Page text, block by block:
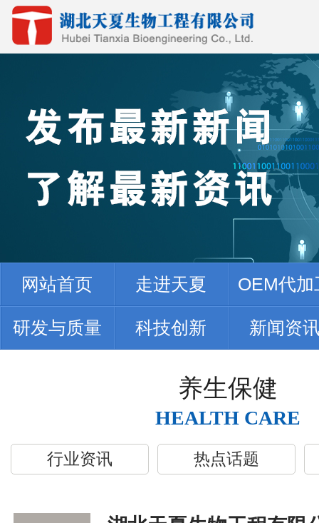
网站首页 走进天夏 OEM代加
研发与质量 科技创新 新闻资
养生保健
HEALTH CARE
行业资讯 热点话题